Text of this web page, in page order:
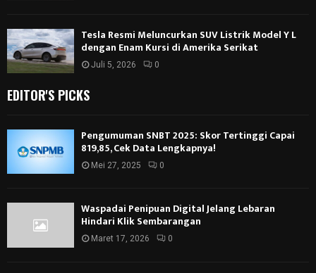
Tesla Resmi Meluncurkan SUV Listrik Model Y L
dengan Enam Kursi di Amerika Serikat
Juli 5, 2026 0
EDITOR'S PICKS
Pengumuman SNBT 2025: Skor Tertinggi Capai
819,85, Cek Data Lengkapnya!
Mei 27, 2025 0
Waspadai Penipuan Digital Jelang Lebaran
Hindari Klik Sembarangan
Maret 17, 2026 0